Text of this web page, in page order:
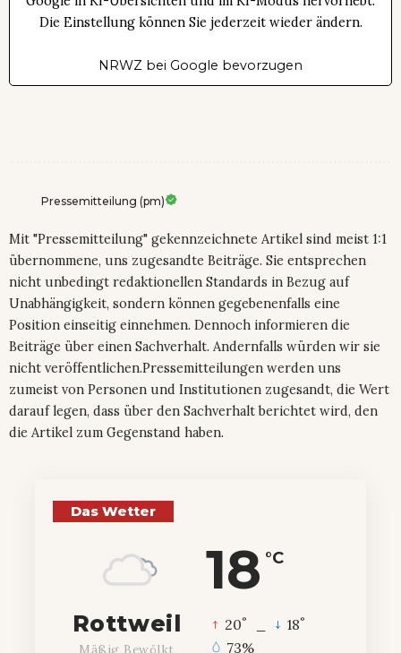
Die Einstellung können Sie jederzeit wieder ändern.
NRWZ bei Google bevorzugen
Pressemitteilung (pm)
Mit "Pressemitteilung" gekennzeichnete Artikel sind meist 1:1
übernommene, uns zugesandte Beiträge. Sie entsprechen
nicht unbedingt redaktionellen Standards in Bezug auf
Unabhängigkeit, sondern können gegebenenfalls eine
Position einseitig einnehmen. Dennoch informieren die
Beiträge über einen Sachverhalt. Andernfalls würden wir sie
nicht veröffentlichen.Pressemitteilungen werden uns
zumeist von Personen und Institutionen zugesandt, die Wert
darauf legen, dass über den Sachverhalt berichtet wird, den
die Artikel zum Gegenstand haben.
Das Wetter
18 °C
Rottweil
Mäßig Bewölkt
20° 18°
73%